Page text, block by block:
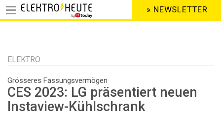
Inhalt
HEADER
MENU
» NEWSLETTER
ELEKTRO
Grösseres Fassungsvermögen
CES 2023: LG präsentiert neuen
Instaview-Kühlschrank